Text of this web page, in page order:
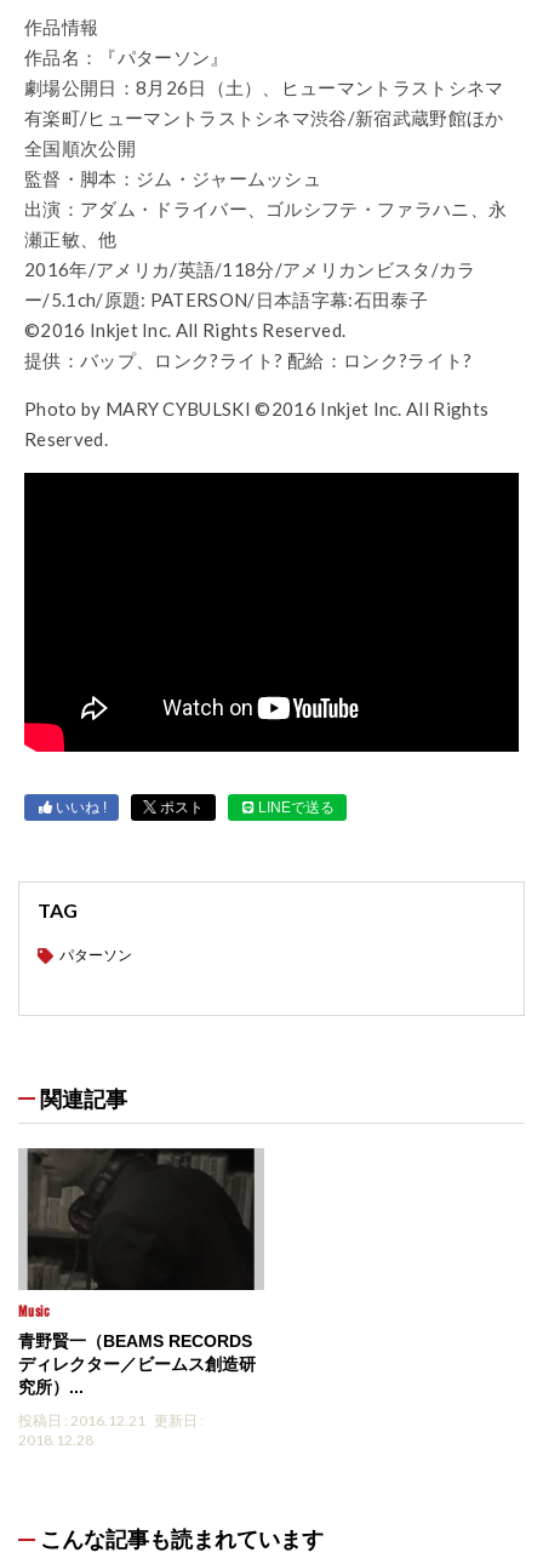
作品情報
作品名：『パターソン』
劇場公開日：8月26日（土）、ヒューマントラストシネマ
有楽町/ヒューマントラストシネマ渋谷/新宿武蔵野館ほか
全国順次公開
監督・脚本：ジム・ジャームッシュ
出演：アダム・ドライバー、ゴルシフテ・ファラハニ、永
瀬正敏、他
2016年/アメリカ/英語/118分/アメリカンビスタ/カラ
ー/5.1ch/原題: PATERSON/日本語字幕:石田泰子
©2016 Inkjet Inc. All Rights Reserved.
提供：バップ、ロンク?ライト? 配給：ロンク?ライト?
Photo by MARY CYBULSKI ©2016 Inkjet Inc. All Rights
Reserved.
いいね ! ポスト LINEで送る
TAG
パターソン
関連記事
Music
青野賢一（BEAMS RECORDS
ディレクター／ビームス創造研
究所）...
投稿日 : 2016.12.21 更新日 :
2018.12.28
こんな記事も読まれています